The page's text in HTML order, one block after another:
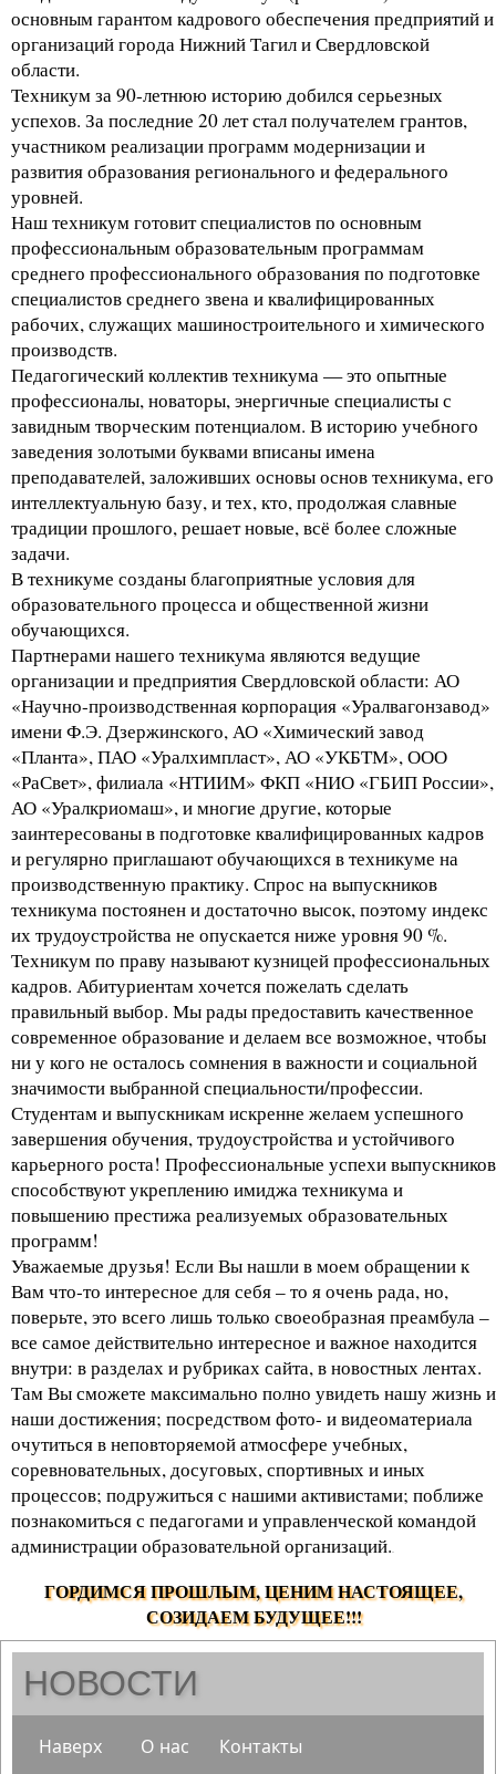
основным гарантом кадрового обеспечения предприятий и
организаций города Нижний Тагил и Свердловской
области.
Техникум за 90-летнюю историю добился серьезных
успехов. За последние 20 лет стал получателем грантов,
участником реализации программ модернизации и
развития образования регионального и федерального
уровней.
Наш техникум готовит специалистов по основным
профессиональным образовательным программам
среднего профессионального образования по подготовке
специалистов среднего звена и квалифицированных
рабочих, служащих машиностроительного и химического
производств.
Педагогический коллектив техникума — это опытные
профессионалы, новаторы, энергичные специалисты с
завидным творческим потенциалом. В историю учебного
заведения золотыми буквами вписаны имена
преподавателей, заложивших основы основ техникума, его
интеллектуальную базу, и тех, кто, продолжая славные
традиции прошлого, решает новые, всё более сложные
задачи.
В техникуме созданы благоприятные условия для
образовательного процесса и общественной жизни
обучающихся.
Партнерами нашего техникума являются ведущие
организации и предприятия Свердловской области: АО
«Научно-производственная корпорация «Уралвагонзавод»
имени Ф.Э. Дзержинского, АО «Химический завод
«Планта», ПАО «Уралхимпласт», АО «УКБТМ», ООО
«РаСвет», филиала «НТИИМ» ФКП «НИО «ГБИП России»,
АО «Уралкриомаш», и многие другие, которые
заинтересованы в подготовке квалифицированных кадров
и регулярно приглашают обучающихся в техникуме на
производственную практику. Спрос на выпускников
техникума постоянен и достаточно высок, поэтому индекс
их трудоустройства не опускается ниже уровня 90 %.
Техникум по праву называют кузницей профессиональных
кадров. Абитуриентам хочется пожелать сделать
правильный выбор. Мы рады предоставить качественное
современное образование и делаем все возможное, чтобы
ни у кого не осталось сомнения в важности и социальной
значимости выбранной специальности/профессии.
Студентам и выпускникам искренне желаем успешного
завершения обучения, трудоустройства и устойчивого
карьерного роста! Профессиональные успехи выпускников
способствуют укреплению имиджа техникума и
повышению престижа реализуемых образовательных
программ!
Уважаемые друзья! Если Вы нашли в моем обращении к
Вам что-то интересное для себя – то я очень рада, но,
поверьте, это всего лишь только своеобразная преамбула –
все самое действительно интересное и важное находится
внутри: в разделах и рубриках сайта, в новостных лентах.
Там Вы сможете максимально полно увидеть нашу жизнь и
наши достижения; посредством фото- и видеоматериала
очутиться в неповторяемой атмосфере учебных,
соревновательных, досуговых, спортивных и иных
процессов; подружиться с нашими активистами; поближе
познакомиться с педагогами и управленческой командой
администрации образовательной организаций.
ГОРДИМСЯ ПРОШЛЫМ, ЦЕНИМ НАСТОЯЩЕЕ,
СОЗИДАЕМ БУДУЩЕЕ!!!